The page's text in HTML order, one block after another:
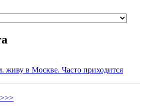
живу в Москве. Часто приходится